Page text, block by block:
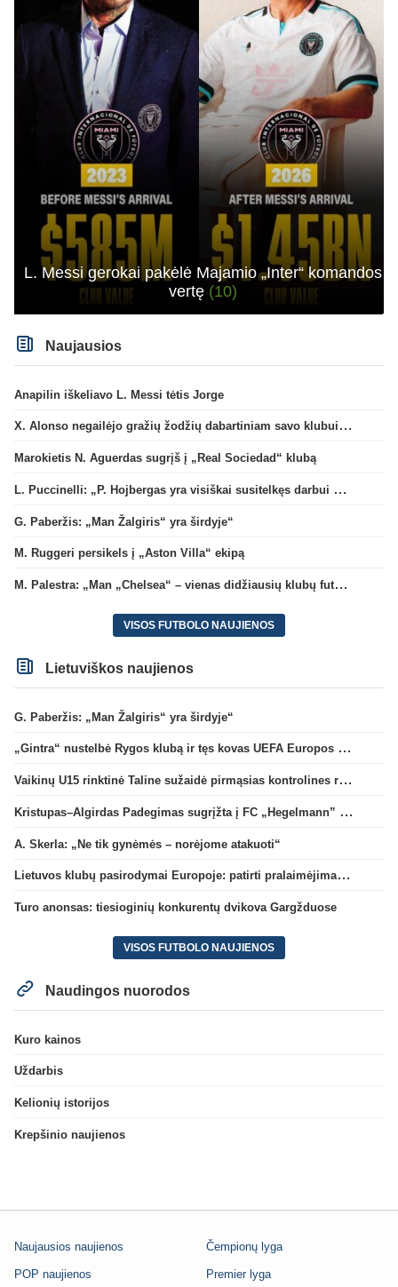
L. Messi gerokai pakėlė Majamio „Inter“ komandos
vertę (10)
Naujausios
Anapilin iškeliavo L. Messi tėtis Jorge
X. Alonso negailėjo gražių žodžių dabartiniam savo klubui „Chelsea“
Marokietis N. Aguerdas sugrįš į „Real Sociedad“ klubą
L. Puccinelli: „P. Hojbergas yra visiškai susitelkęs darbui Marselyje“
G. Paberžis: „Man Žalgiris“ yra širdyje“
M. Ruggeri persikels į „Aston Villa“ ekipą
M. Palestra: „Man „Chelsea“ – vienas didžiausių klubų futbole“
VISOS FUTBOLO NAUJIENOS
Lietuviškos naujienos
G. Paberžis: „Man Žalgiris“ yra širdyje“
„Gintra“ nustelbė Rygos klubą ir tęs kovas UEFA Europos taurės atrankoje
Vaikinų U15 rinktinė Taline sužaidė pirmąsias kontrolines rungtynes
Kristupas–Algirdas Padegimas sugrįžta į FC „Hegelmann” B sudėtį
A. Skerla: „Ne tik gynėmės – norėjome atakuoti“
Lietuvos klubų pasirodymai Europoje: patirti pralaimėjimai Kroatijos atstovams
Turo anonsas: tiesioginių konkurentų dvikova Gargžduose
VISOS FUTBOLO NAUJIENOS
Naudingos nuorodos
Kuro kainos
Uždarbis
Kelionių istorijos
Krepšinio naujienos
Naujausios naujienos
POP naujienos
Čempionų lyga
Premier lyga